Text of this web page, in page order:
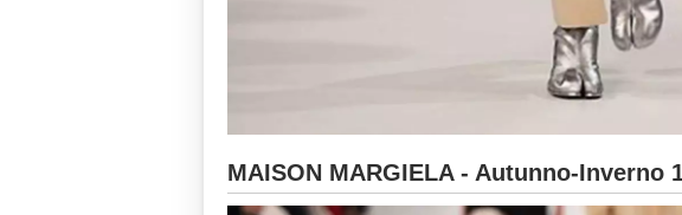
MAISON MARGIELA - Autunno-Inverno